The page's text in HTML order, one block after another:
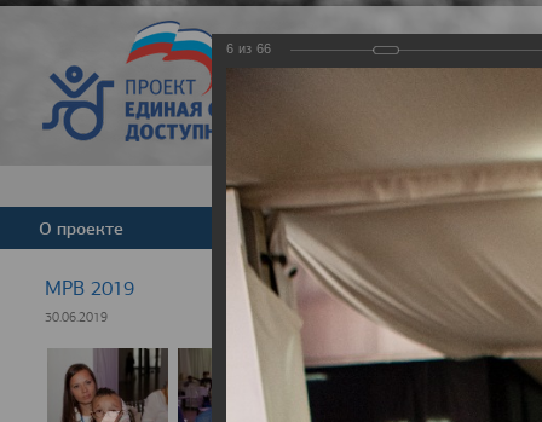
Версия для
О проекте Команда
МРВ 2019
30.06.2019
6 из 66